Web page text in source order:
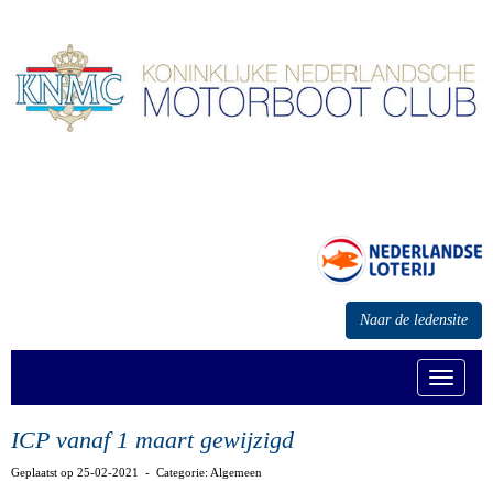
Naar de ledensite
Toggle
ICP vanaf 1 maart gewijzigd
Geplaatst op 25-02-2021 - Categorie: Algemeen